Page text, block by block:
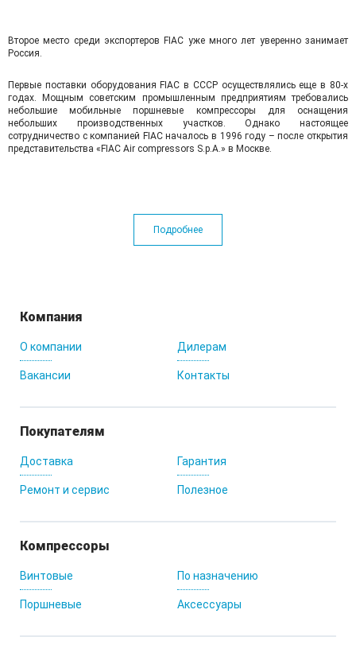
Второе место среди экспортеров FIAC уже много лет уверенно занимает
Россия.
Первые поставки оборудования FIAC в СССР осуществлялись еще в 80-х
годах. Мощным советским промышленным предприятиям требовались
небольшие мобильные поршневые компрессоры для оснащения
небольших производственных участков. Однако настоящее
сотрудничество с компанией FIAC началось в 1996 году – после открытия
представительства «FIAC Air compressors S.p.A.» в Москве.
Подробнее
Компания
О компании Дилерам
Вакансии Контакты
Покупателям
Доставка Гарантия
Ремонт и сервис Полезное
Компрессоры
Винтовые По назначению
Поршневые Аксессуары